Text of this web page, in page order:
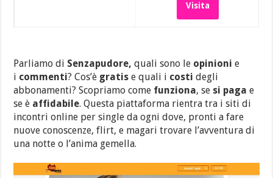
Visita
Parliamo di Senzapudore,quali sono le opinionie
i commenti? Cos’è gratise quali i costidegli
abbonamenti? Scopriamo come funziona, se si pagae
se è affidabile. Questa piattaforma rientra tra i siti di
incontri online per single da ogni dove, pronti a fare
nuove conoscenze, flirt, e magari trovare l’avventura di
una notte o l’anima gemella.